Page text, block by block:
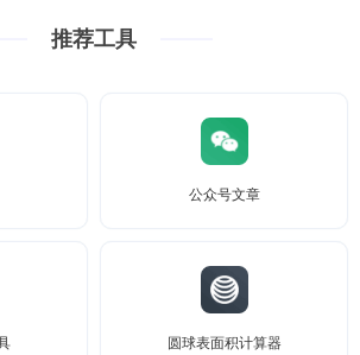
推荐工具
公众号文章
圆球表面积计算器